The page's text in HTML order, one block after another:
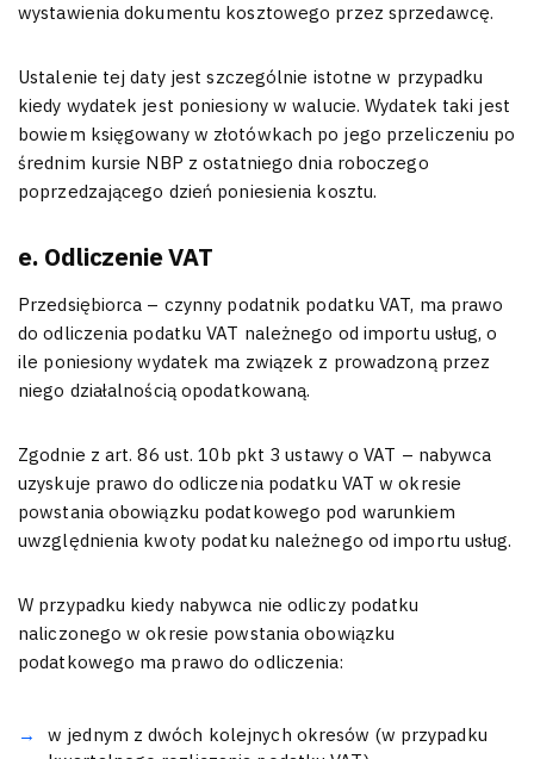
wystawienia dokumentu kosztowego przez sprzedawcę.
Ustalenie tej daty jest szczególnie istotne w przypadku
kiedy wydatek jest poniesiony w walucie. Wydatek taki jest
bowiem księgowany w złotówkach po jego przeliczeniu po
średnim kursie NBP z ostatniego dnia roboczego
poprzedzającego dzień poniesienia kosztu.
e. Odliczenie VAT
Przedsiębiorca – czynny podatnik podatku VAT, ma prawo
do odliczenia podatku VAT należnego od importu usług, o
ile poniesiony wydatek ma związek z prowadzoną przez
niego działalnością opodatkowaną.
Zgodnie z art. 86 ust. 10b pkt 3 ustawy o VAT – nabywca
uzyskuje prawo do odliczenia podatku VAT w okresie
powstania obowiązku podatkowego pod warunkiem
uwzględnienia kwoty podatku należnego od importu usług.
W przypadku kiedy nabywca nie odliczy podatku
naliczonego w okresie powstania obowiązku
podatkowego ma prawo do odliczenia:
w jednym z dwóch kolejnych okresów (w przypadku